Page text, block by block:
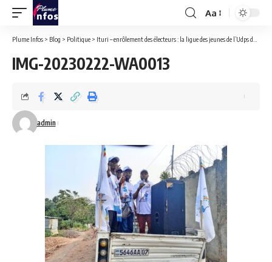
Font
Resizer
Aa
Plume Infos > Blog > Politique > Ituri – enrôlement des électeurs : la ligue des jeunes de l’Udps dans les rues de Bunia pour sensibiliser la population à s’enrôler massivement.
IMG-20230222-WA0013
admin